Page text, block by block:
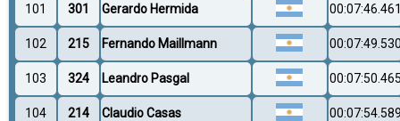
101 301 Gerardo Hermida
102 215 Fernando Maillmann
103 324 Leandro Pasgal
104 214 Claudio Casas